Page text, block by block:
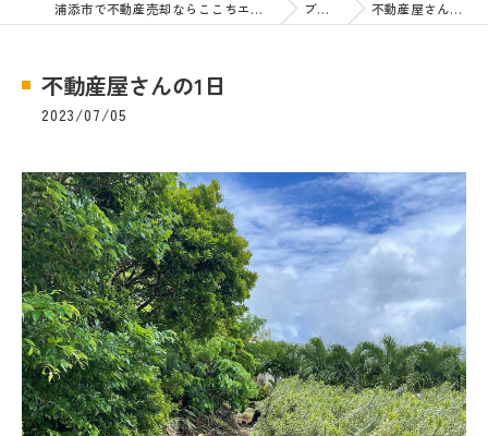
浦添市で不動産売却ならここちエステート ブログ 不動産屋さんの1日
不動産屋さんの1日
2023/07/05